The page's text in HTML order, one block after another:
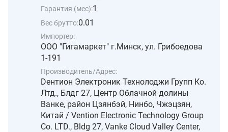
Гарантия (мес):1
Вес брутто:0.01
Импортер:
ООО "Гигамаркет" г.Минск, ул. Грибоедова
1-191
Производитель/Адрес:
Dентион Электроник Технолоджи Групп Ко.
Лтд., Блдг 27, Центр Облачной долины
Ванке, район Цзянбэй, Нинбо, Чжэцзян,
Китай / Vention Electronic Technology Group
Co. LTD., Bldg 27, Vanke Cloud Valley Center,